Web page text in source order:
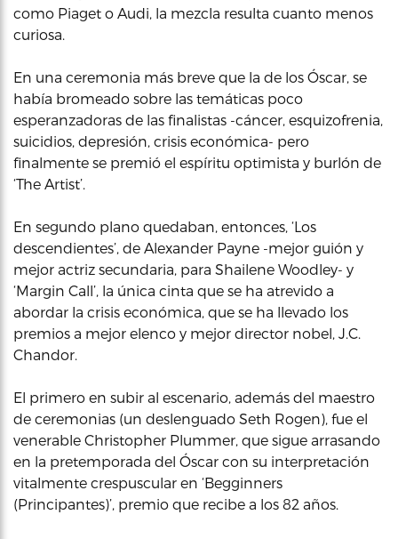
como Piaget o Audi, la mezcla resulta cuanto menos
curiosa.
En una ceremonia más breve que la de los Óscar, se
había bromeado sobre las temáticas poco
esperanzadoras de las finalistas -cáncer, esquizofrenia,
suicidios, depresión, crisis económica- pero
finalmente se premió el espíritu optimista y burlón de
‘The Artist’.
En segundo plano quedaban, entonces, ‘Los
descendientes’, de Alexander Payne -mejor guión y
mejor actriz secundaria, para Shailene Woodley- y
‘Margin Call’, la única cinta que se ha atrevido a
abordar la crisis económica, que se ha llevado los
premios a mejor elenco y mejor director nobel, J.C.
Chandor.
El primero en subir al escenario, además del maestro
de ceremonias (un deslenguado Seth Rogen), fue el
venerable Christopher Plummer, que sigue arrasando
en la pretemporada del Óscar con su interpretación
vitalmente crespuscular en ‘Begginners
(Principantes)’, premio que recibe a los 82 años.